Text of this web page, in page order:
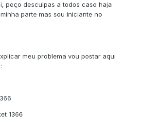
peço desculpas a todos caso haja
parte mas sou iniciante no
meu problema vou postar aqui
1366